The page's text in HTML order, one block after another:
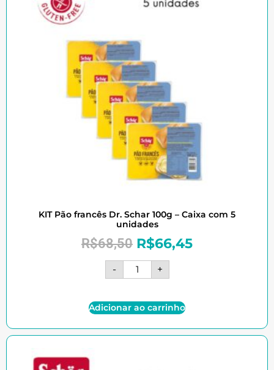
KIT Pão francês Dr. Schar 100g – Caixa com 5
unidades
R$68,50 R$66,45
- +
Adicionar ao carrinho